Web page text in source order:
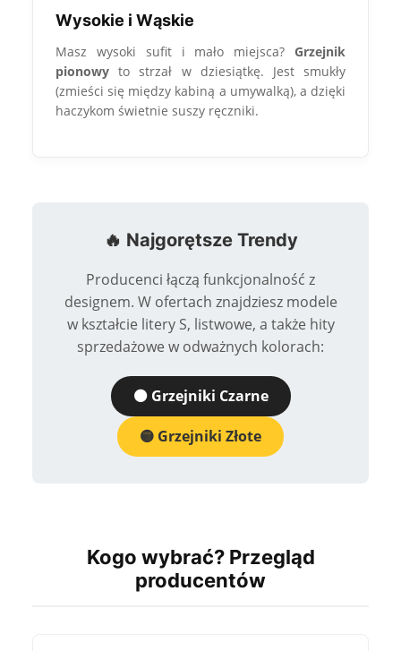
Wysokie i Wąskie
Masz wysoki sufit i mało miejsca? Grzejnik
pionowy to strzał w dziesiątkę. Jest smukły
(zmieści się między kabiną a umywalką), a dzięki
haczykom świetnie suszy ręczniki.
🔥 Najgorętsze Trendy
Producenci łączą funkcjonalność z
designem. W ofertach znajdziesz modele
w kształcie litery S, listwowe, a także hity
sprzedażowe w odważnych kolorach:
⚫ Grzejniki Czarne
🟡 Grzejniki Złote
Kogo wybrać? Przegląd
producentów
Masz pytania?
Zostaw swój numer telefonu.
Oddzwonimy w najbliższy dzień roboczy